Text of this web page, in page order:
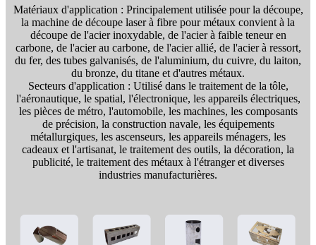
Matériaux d'application : Principalement utilisée pour la découpe,
la machine de découpe laser à fibre pour métaux convient à la
découpe de l'acier inoxydable, de l'acier à faible teneur en
carbone, de l'acier au carbone, de l'acier allié, de l'acier à ressort,
du fer, des tubes galvanisés, de l'aluminium, du cuivre, du laiton,
du bronze, du titane et d'autres métaux.
Secteurs d'application : Utilisé dans le traitement de la tôle,
l'aéronautique, le spatial, l'électronique, les appareils électriques,
les pièces de métro, l'automobile, les machines, les composants
de précision, la construction navale, les équipements
métallurgiques, les ascenseurs, les appareils ménagers, les
cadeaux et l'artisanat, le traitement des outils, la décoration, la
publicité, le traitement des métaux à l'étranger et diverses
industries manufacturières.